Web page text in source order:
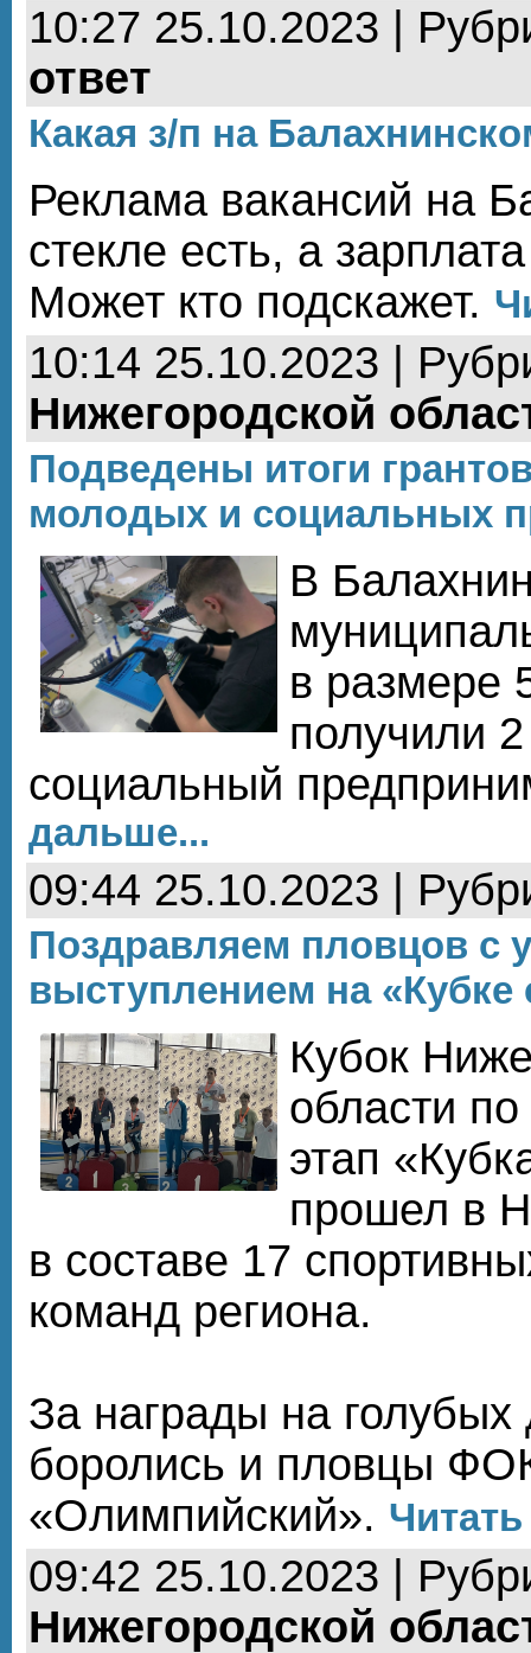
10:27 25.10.2023 |
ответ
Какая з/п на
Реклама вакансий на
стекле есть, а
Может кто подскажет.
10:14 25.10.2023 |
Нижегородской
Подведены итоги
молодых и социальных
В
в размере
получили
социальный
дальше...
09:44 25.10.2023 |
Поздравляем пловцов с
выступлением на
Кубок
области
этап
прошел в
в составе 17
команд региона.
За награды на голубых
боролись и пловцы
«Олимпийский».
09:42 25.10.2023 |
Нижегородской